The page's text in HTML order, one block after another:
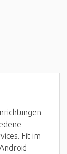
Fit im